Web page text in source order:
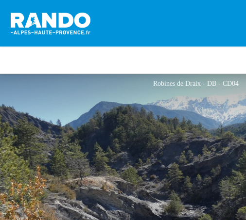
Robines de Draix - DB - CD04